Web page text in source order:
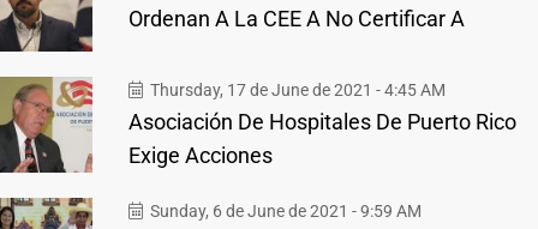
Ordenan A La CEE A No Certificar A
Thursday, 17 de June de 2021 - 4:45 AM
Asociación De Hospitales De Puerto Rico
Exige Acciones
Sunday, 6 de June de 2021 - 9:59 AM